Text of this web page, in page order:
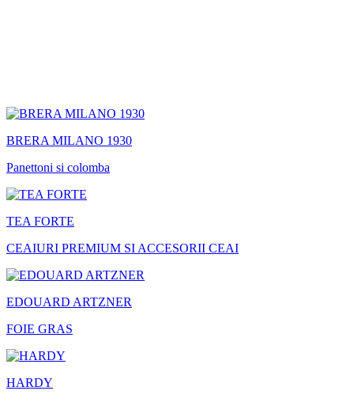
BRERA MILANO 1930
Panettoni si colomba
TEA FORTE
CEAIURI PREMIUM SI ACCESORII CEAI
EDOUARD ARTZNER
FOIE GRAS
HARDY